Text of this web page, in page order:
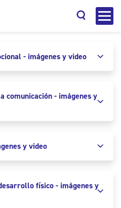
- imágenes y video
comunicación - imágenes y
y video
físico - imágenes y